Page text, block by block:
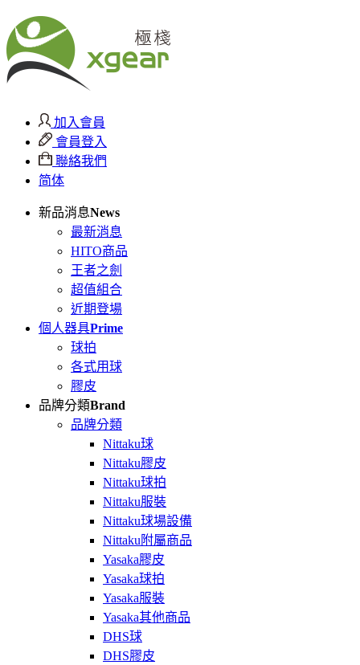
加入會員
會員登入
聯絡我們
简体
新品消息News
最新消息
HITO商品
王者之劍
超值組合
近期登場
個人器具Prime
球拍
各式用球
膠皮
品牌分類Brand
品牌分類
Nittaku球
Nittaku膠皮
Nittaku球拍
Nittaku服裝
Nittaku球場設備
Nittaku附屬商品
Yasaka膠皮
Yasaka球拍
Yasaka服裝
Yasaka其他商品
DHS球
DHS膠皮